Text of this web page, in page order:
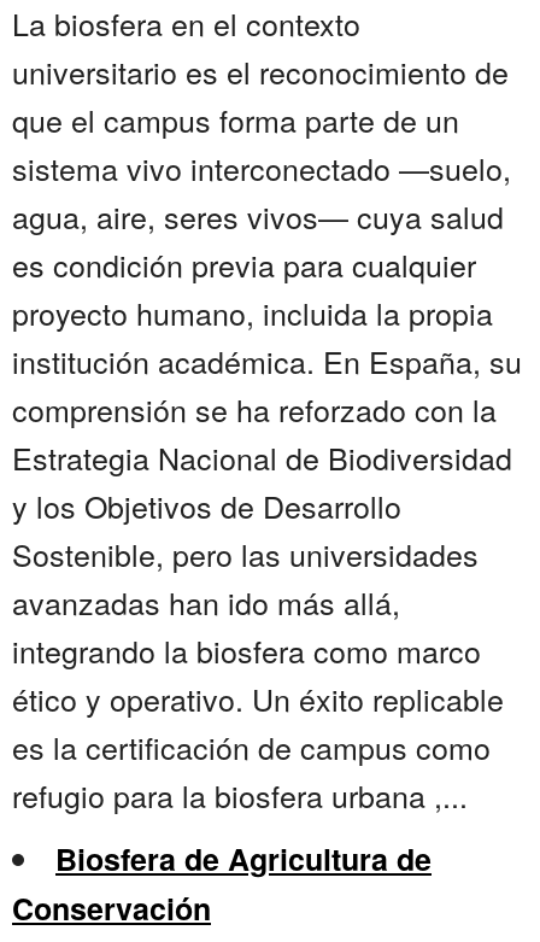
La biosfera en el contexto
universitario es el reconocimiento de
que el campus forma parte de un
sistema vivo interconectado —suelo,
agua, aire, seres vivos— cuya salud
es condición previa para cualquier
proyecto humano, incluida la propia
institución académica. En España, su
comprensión se ha reforzado con la
Estrategia Nacional de Biodiversidad
y los Objetivos de Desarrollo
Sostenible, pero las universidades
avanzadas han ido más allá,
integrando la biosfera como marco
ético y operativo. Un éxito replicable
es la certificación de campus como
refugio para la biosfera urbana ,...
Biosfera de Agricultura de
Conservación